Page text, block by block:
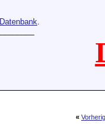
Datenbank.
«